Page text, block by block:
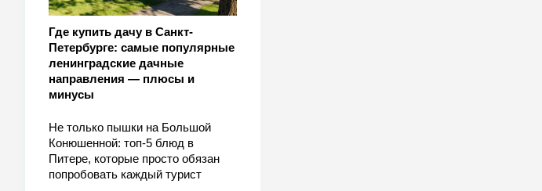
Где купить дачу в Санкт-
Петербурге: самые популярные
ленинградские дачные
направления — плюсы и
минусы
Не только пышки на Большой
Конюшенной: топ-5 блюд в
Питере, которые просто обязан
попробовать каждый турист